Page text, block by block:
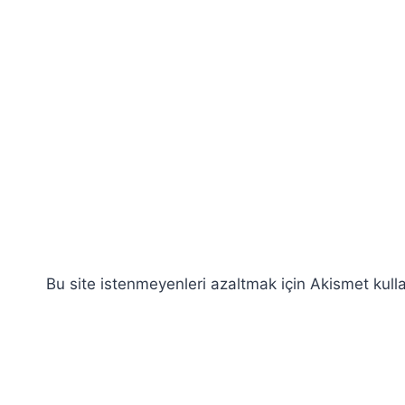
Bu site istenmeyenleri azaltmak için Akismet